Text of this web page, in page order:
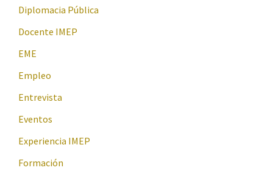
Diplomacia Pública
Docente IMEP
EME
Empleo
Entrevista
Eventos
Experiencia IMEP
Formación